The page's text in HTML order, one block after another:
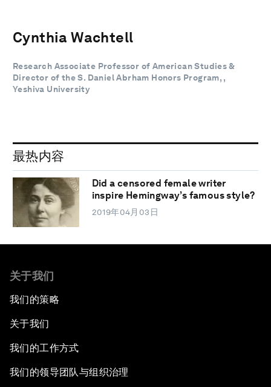
Cynthia Wachtell
Research Associate Professor of American Studies &
Director of the S. Daniel Abrham Honors Program, ,
Yeshiva University
最热内容
Did a censored female writer
inspire Hemingway’s famous style?
2019年04月03日
关于我们
我们的策略
关于我们
我们的工作方式
我们的领导团队与组织治理